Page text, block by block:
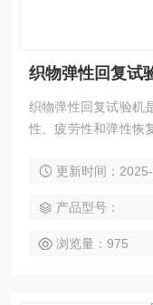
织物弹性回复试
织物弹性回复试验机
性、疲劳性和弹性恢
的研发、生产和质量
更新时间：
产品型号：
浏览量：975